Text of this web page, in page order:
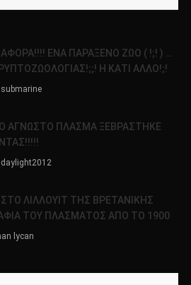
ΕΝΑ ΠΑΡΑΞΕΝΟ ΖΩΟ ( !;! ) …
Η ΚΑΤΙ ΑΛΛΟ!;!
submarine
ΑΓΝΩΣΤΟ ΠΛΑΣΜΑ ΞΕΒΡΑΣΤΗΚΕ
daylight2012
ΛΙΛΛΟΥΙΤ ΤΗΣ ΒΡΕΤΑΝΙΚΗΣ
ΤΟΥ ΠΛΑΣΜΑΤΟΣ ΑΠΟ ΤΟ 1900
lycan